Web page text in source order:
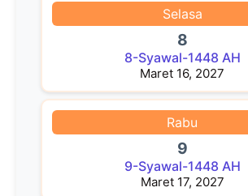
Selasa
8
8-Syawal-1448 AH
Maret 16, 2027
Rabu
9
9-Syawal-1448 AH
Maret 17, 2027